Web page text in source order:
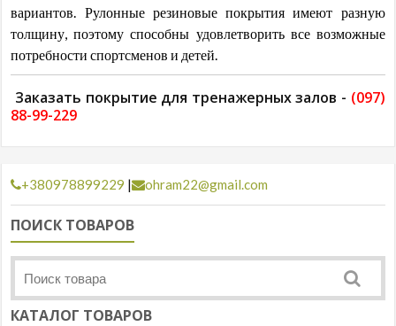
вариантов. Рулонные резиновые покрытия имеют разную
толщину, поэтому способны удовлетворить все возможные
потребности спортсменов и детей.
Заказать покрытие для тренажерных залов - (097)
88-99-229
+380978899229 | ohram22@gmail.com
ПОИСК ТОВАРОВ
КАТАЛОГ ТОВАРОВ